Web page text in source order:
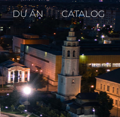
DỰ ÁN CATALOG